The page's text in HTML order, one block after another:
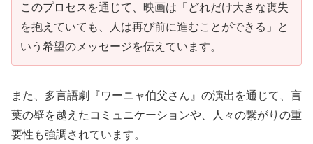
このプロセスを通じて、映画は「どれだけ大きな喪失
を抱えていても、人は再び前に進むことができる」と
いう希望のメッセージを伝えています。
また、多言語劇『ワーニャ伯父さん』の演出を通じて、言
葉の壁を越えたコミュニケーションや、人々の繋がりの重
要性も強調されています。